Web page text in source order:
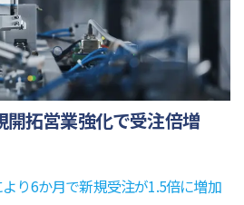
拓営業強化で受注倍増
り6か月で新規受注が1.5倍に増加